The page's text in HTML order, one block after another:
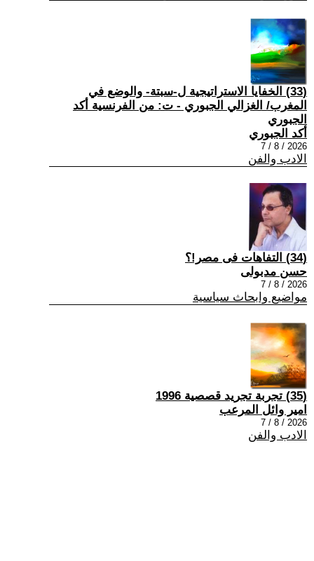
(33) الخفايا الاستراتيجية ل-سبتة- والوضع في
المغرب/ الغزالي الجبوري - ت: من الفرنسية أكد
الجبوري
أكد الجبوري
2026 / 8 / 7
الادب والفن
(34) التفاهات فى مصر!؟
حسن مدبولى
2026 / 8 / 7
مواضيع وابحاث سياسية
(35) تجربة تجريد قصصية 1996
امير وائل المرعب
2026 / 8 / 7
الادب والفن